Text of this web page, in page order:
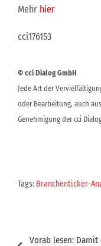
Mehr hier
cci176153
© cci Dialog GmbH
Jede Art der
oder Bearbeitung, auch
Genehmigung der cci
Tags: Branchenticker-
Vorab lesen: